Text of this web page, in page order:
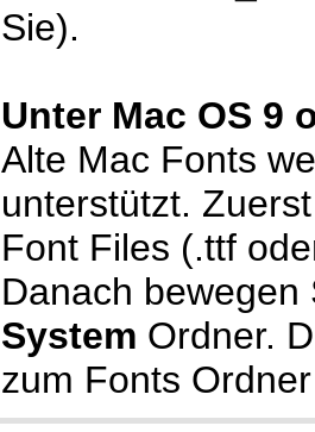
Sie).
Unter Mac OS 9
Alte Mac Fonts
unterstützt.
Font Files (.ttf
Danach
System Ordner.
zum Fonts